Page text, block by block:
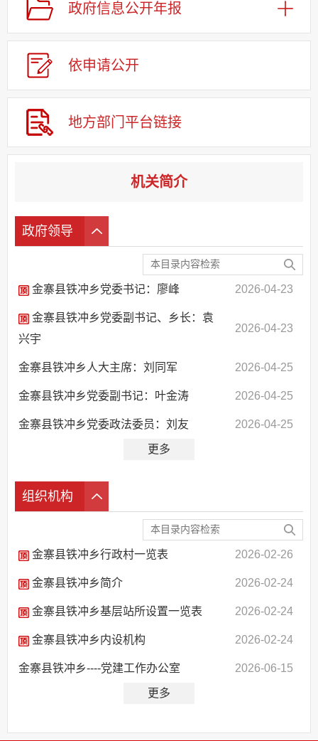
回应关切
监督保障
其他法定信息
政府信息公开年报
依申请公开
地方部门 平台链接
机关简介
政府领导
金寨县铁冲乡党委书记：廖峰 2026-04-23
金寨县铁冲乡党委副书记、乡长：袁
兴宇
2026-04-23
金寨县铁冲乡人大主席：刘同军 2026-04-25
金寨县铁冲乡党委副书记：叶金涛 2026-04-25
金寨县铁冲乡党委政法委员：刘友 2026-04-25
更多
组织机构
金寨县铁冲乡行政村一览表 2026-02-26
金寨县铁冲乡简介 2026-02-24
金寨县铁冲乡基层站所设置一览表 2026-02-24
金寨县铁冲乡内设机构 2026-02-24
金寨县铁冲乡----党建工作办公室 2026-06-15
更多